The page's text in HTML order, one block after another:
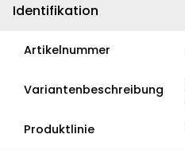
Identifikation
Artikelnummer
Variantenbeschreibung
Produktlinie